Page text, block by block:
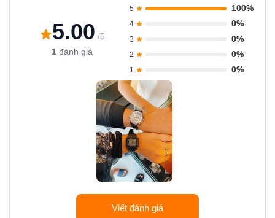
5.00 /5
1 đánh giá
5 100%
4 0%
3 0%
2 0%
1 0%
Viết đánh giá